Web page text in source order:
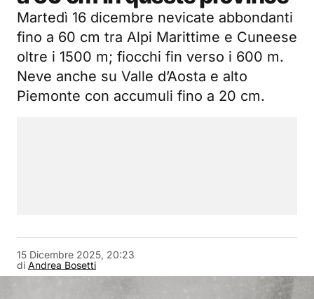
Martedì 16 dicembre nevicate abbondanti
fino a 60 cm tra Alpi Marittime e Cuneese
oltre i 1500 m; fiocchi fin verso i 600 m.
Neve anche su Valle d’Aosta e alto
Piemonte con accumuli fino a 20 cm.
di Andrea Bosetti
15 Dicembre 2025, 20:23